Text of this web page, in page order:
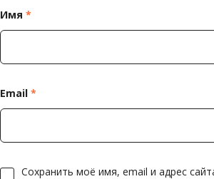
Имя *
Email *
Сохранить моё имя, email и адрес